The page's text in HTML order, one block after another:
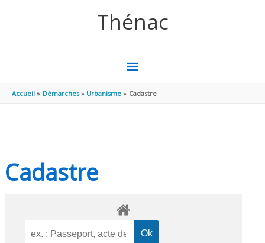
Thénac
MENU
PRINCIPAL
Accueil Démarches Urbanisme Cadastre
Cadastre